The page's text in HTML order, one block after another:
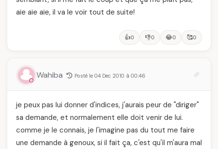
aïe aïe aïe, il va le voir tout de suite!
👍0 👎0 😂0 🥰0
Wahiba Posté le 04 Dec 2010 à 00:46
je peux pas lui donner d'indices, j'aurais peur de "diriger"
sa demande, et normalement elle doit venir de lui.
comme je le connais, je l'imagine pas du tout me faire
une demande à genoux, si il fait ça, c'est qu'il m'aura mal